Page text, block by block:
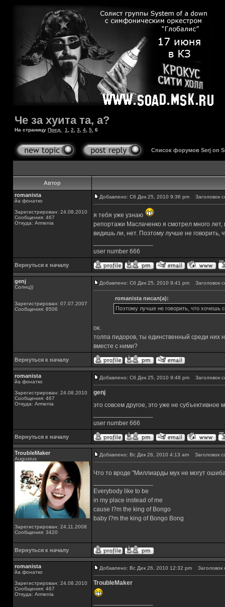
Че за хуита та, а?
На страницу Пред. 1 2 3 4 5 6
Список форумов Serj on
Автор
romanista
йа фонатко
Зарегистрирован: 24.08.2010
Сообщения: 467
Откуда: Armenia
Добавлено: Сб Дек 25, 2010 9:36 pm Заголовок
я тебя уже узнаю
репортажи Маслаченко я смотрел много лет,
видишь ли, нет. Поэтому лучше не говорить,
user number 666
Вернуться к началу
genj
Солнц))
Зарегистрирован: 07.07.2007
Сообщения: 8506
Добавлено: Сб Дек 25, 2010 9:41 pm Заголовок
romanista писал(а):
Поэтому лучше не говорить, что хочешь
ок.
толпа пидоров, ты единственный среди них
вместе с ними?
Вернуться к началу
romanista
йа фонатко
Зарегистрирован: 24.08.2010
Сообщения: 467
Откуда: Armenia
Добавлено: Сб Дек 25, 2010 9:48 pm Заголовок
genj
это совсем другое, это уже не субъективное
user number 666
Вернуться к началу
TroubleMaker
Augustus
Зарегистрирован: 24.11.2008
Сообщения: 3420
Добавлено: Вс Дек 26, 2010 4:13 am Заголовок
Что то вроде "Миллиарды мух не могут
Everybody like to be
in my place instead of me
cause I?m the king of Bongo
baby I?m the king of Bongo Bong
Вернуться к началу
romanista
йа фонатко
Зарегистрирован: 24.08.2010
Сообщения: 467
Откуда: Armenia
Добавлено: Вс Дек 26, 2010 12:32 pm Заголовок
TroubleMaker